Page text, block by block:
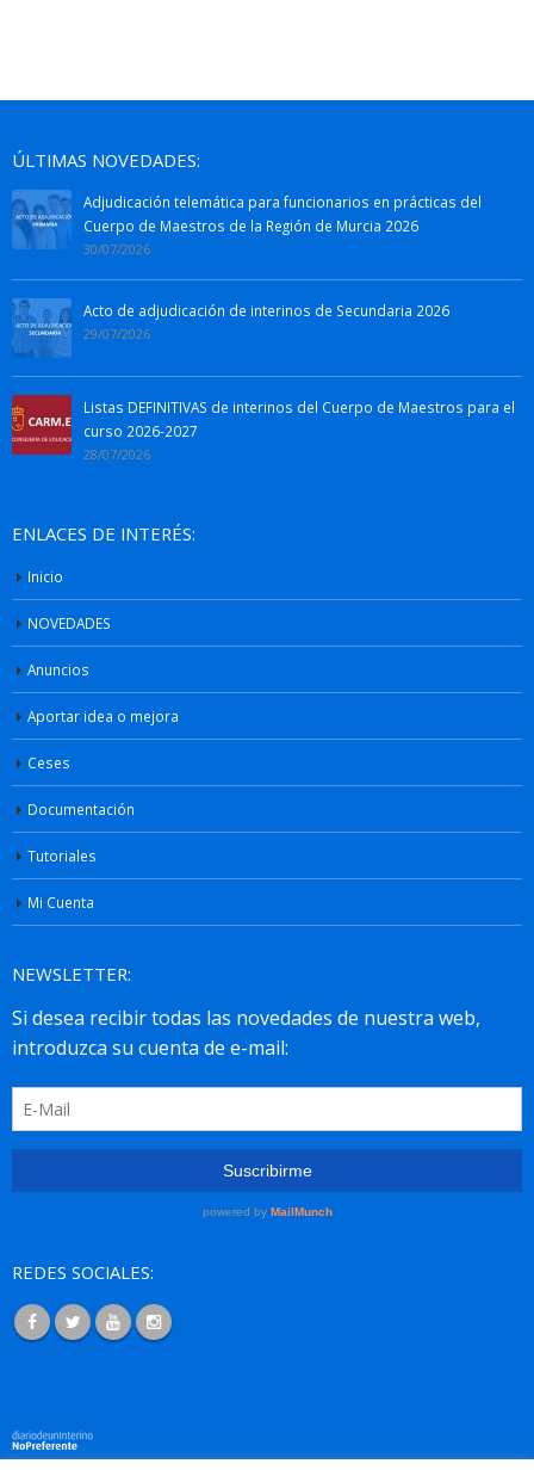
ÚLTIMAS NOVEDADES:
Adjudicación telemática para funcionarios en prácticas del
Cuerpo de Maestros de la Región de Murcia 2026
30/07/2026
Acto de adjudicación de interinos de Secundaria 2026
29/07/2026
Listas DEFINITIVAS de interinos del Cuerpo de Maestros para el
curso 2026-2027
28/07/2026
ENLACES DE INTERÉS:
Inicio
NOVEDADES
Anuncios
Aportar idea o mejora
Ceses
Documentación
Tutoriales
Mi Cuenta
NEWSLETTER:
REDES SOCIALES: